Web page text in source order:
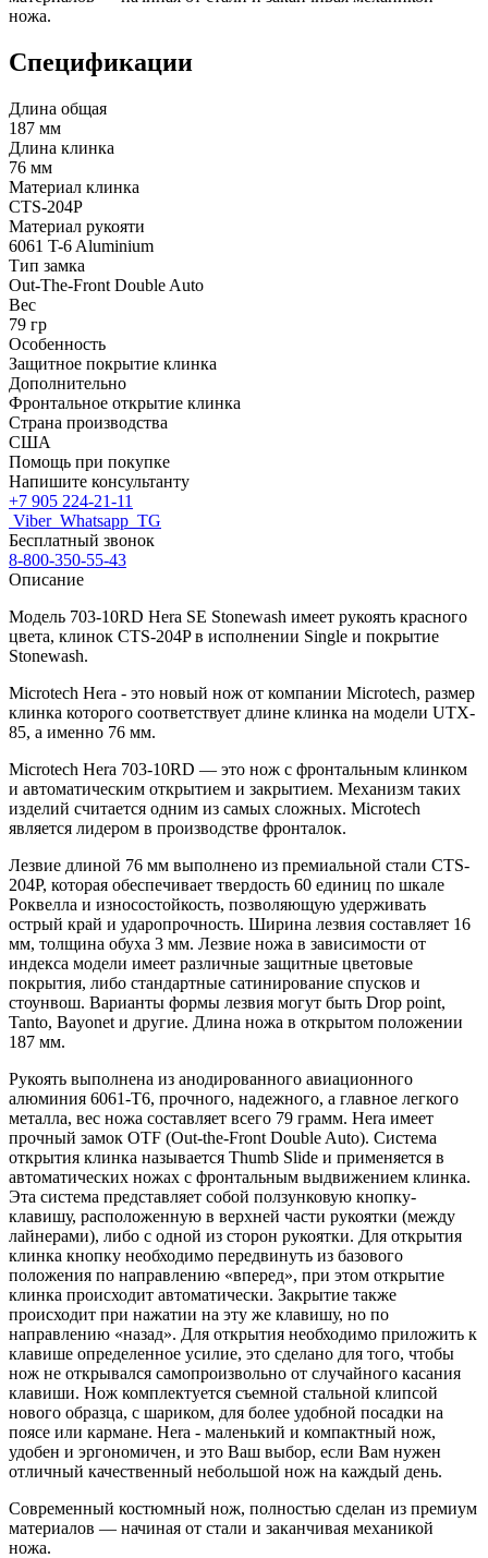
ножа.
Спецификации
Длина общая
187 мм
Длина клинка
76 мм
Материал клинка
CTS-204P
Материал рукояти
6061 T-6 Aluminium
Тип замка
Out-The-Front Double Auto
Вес
79 гр
Особенность
Защитное покрытие клинка
Дополнительно
Фронтальное открытие клинка
Страна производства
США
Помощь при покупке
Напишите консультанту
+7 905 224-21-11
Viber Whatsapp TG
Бесплатный звонок
8-800-350-55-43
Описание
Модель 703-10RD Hera SE Stonewash имеет рукоять красного
цвета, клинок CTS-204P в исполнении Single и покрытие
Stonewash.
Microtech Hera - это новый нож от компании Microtech, размер
клинка которого соответствует длине клинка на модели UTX-
85, а именно 76 мм.
Microtech Hera 703-10RD — это нож с фронтальным клинком
и автоматическим открытием и закрытием. Механизм таких
изделий считается одним из самых сложных. Microtech
является лидером в производстве фронталок.
Лезвие длиной 76 мм выполнено из премиальной стали CTS-
204P, которая обеспечивает твердость 60 единиц по шкале
Роквелла и износостойкость, позволяющую удерживать
острый край и ударопрочность. Ширина лезвия составляет 16
мм, толщина обуха 3 мм. Лезвие ножа в зависимости от
индекса модели имеет различные защитные цветовые
покрытия, либо стандартные сатинирование спусков и
стоунвош. Варианты формы лезвия могут быть Drop point,
Tanto, Bayonet и другие. Длина ножа в открытом положении
187 мм.
Рукоять выполнена из анодированного авиационного
алюминия 6061-T6, прочного, надежного, а главное легкого
металла, вес ножа составляет всего 79 грамм. Hera имеет
прочный замок OTF (Out-the-Front Double Auto). Система
открытия клинка называется Thumb Slide и применяется в
автоматических ножах с фронтальным выдвижением клинка.
Эта система представляет собой ползунковую кнопку-
клавишу, расположенную в верхней части рукоятки (между
лайнерами), либо с одной из сторон рукоятки. Для открытия
клинка кнопку необходимо передвинуть из базового
положения по направлению «вперед», при этом открытие
клинка происходит автоматически. Закрытие также
происходит при нажатии на эту же клавишу, но по
направлению «назад». Для открытия необходимо приложить к
клавише определенное усилие, это сделано для того, чтобы
нож не открывался самопроизвольно от случайного касания
клавиши. Нож комплектуется съемной стальной клипсой
нового образца, с шариком, для более удобной посадки на
поясе или кармане. Hera - маленький и компактный нож,
удобен и эргономичен, и это Ваш выбор, если Вам нужен
отличный качественный небольшой нож на каждый день.
Современный костюмный нож, полностью сделан из премиум
материалов — начиная от стали и заканчивая механикой
ножа.